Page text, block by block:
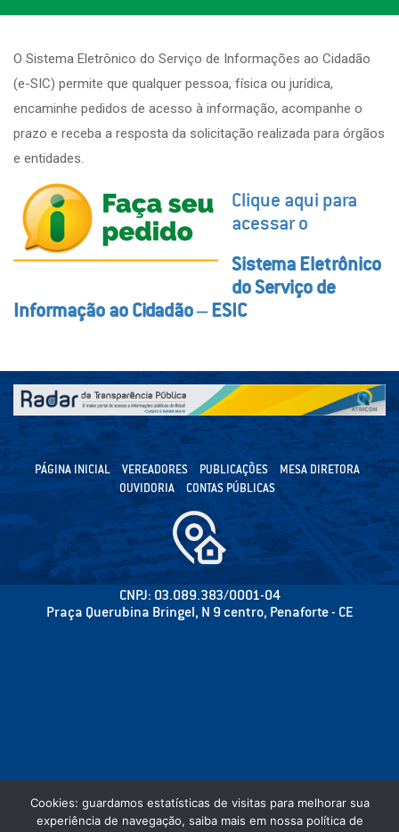
O Sistema Eletrônico do Serviço de Informações ao Cidadão
(e-SIC) permite que qualquer pessoa, física ou jurídica,
encaminhe pedidos de acesso à informação, acompanhe o
prazo e receba a resposta da solicitação realizada para órgãos
e entidades.
Clique aqui para
acessar o
Sistema Eletrônico
do Serviço de
Informação ao Cidadão – ESIC
PÁGINA INICIAL VEREADORES PUBLICAÇÕES
MESA DIRETORA
OUVIDORIA
CONTAS PÚBLICAS
CNPJ: 03.089.383/0001-04
Praça Querubina Bringel, N 9 centro, Penaforte - CE
Cookies: guardamos estatísticas de visitas para melhorar sua
experiência de navegação, saiba mais em nossa política de